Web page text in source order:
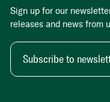
Sign up for our
releases and news from
Subscribe to